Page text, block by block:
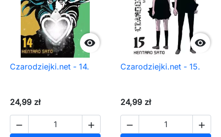

Czarodziejki.net - 14.
24,99 zł
 

Czarodziejki.net - 15.
24,99 zł
 